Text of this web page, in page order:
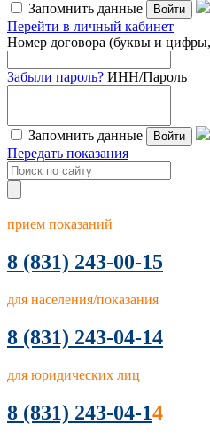
Запомнить данные Войти
Перейти в личный кабинет
Номер договора (буквы и цифры,
Забыли пароль? ИНН/Пароль
Запомнить данные Войти
Передать показания
прием показаний
8 (831) 243-00-15
для населения/показания
8 (831) 243-04-14
для юридических лиц
8 (831) 243-04-14